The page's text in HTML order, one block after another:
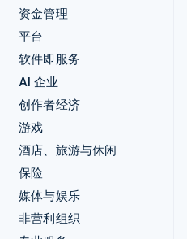
资金管理
平台
软件即服务
AI 企业
创作者经济
游戏
酒店、旅游与休闲
保险
媒体与娱乐
非营利组织